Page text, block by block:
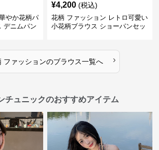
やか花柄パ
デニムパン
¥4,200 (税込)
花柄 ファッション レトロ可愛い
小花柄ブラウス ショーパンセッ
ファッションのブラウス一覧へ ›
チュニックのおすすめアイテム